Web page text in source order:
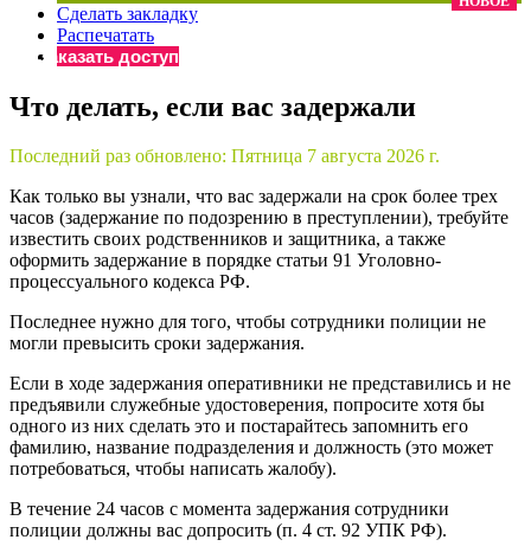
Бератор
«Практическая энциклопедия бухгалтера»
«Нормативные акты для бухгалтера»
«Практическая бухгалтерия»
Онлайн-сервисы «Учетная политика» и «Алгоритмы
Просто заполните форму, и мы вышлем вам на почту
Сделать закладку
Распечатать
Заказать доступ
Что делать, если вас задержали
Последний раз обновлено: Пятница 7 августа 2026 г.
Как только вы узнали, что вас задержали на срок более трех
часов (задержание по подозрению в преступлении), требуйте
известить своих родственников и защитника, а также
оформить задержание в порядке статьи 91 Уголовно-
процессуального кодекса РФ.
Последнее нужно для того, чтобы сотрудники полиции не
могли превысить сроки задержания.
Если в ходе задержания оперативники не представились и не
предъявили служебные удостоверения, попросите хотя бы
одного из них сделать это и постарайтесь запомнить его
фамилию, название подразделения и должность (это может
потребоваться, чтобы написать жалобу).
В течение 24 часов с момента задержания сотрудники
полиции должны вас допросить (п. 4 ст. 92 УПК РФ).